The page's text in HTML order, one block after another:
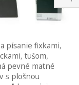
písanie fixkami,
tušom,
pevné matné
s plošnou